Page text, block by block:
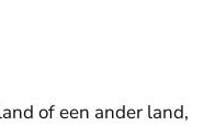
of een ander land,